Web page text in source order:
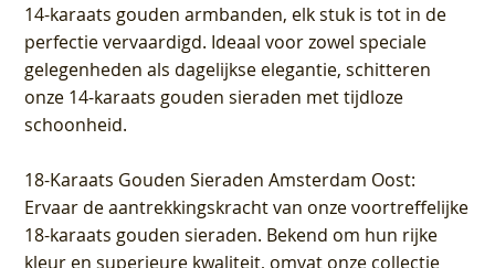
14-karaats gouden armbanden, elk stuk is tot in de
perfectie vervaardigd. Ideaal voor zowel speciale
gelegenheden als dagelijkse elegantie, schitteren
onze 14-karaats gouden sieraden met tijdloze
schoonheid.
18-Karaats Gouden Sieraden Amsterdam Oost:
Ervaar de aantrekkingskracht van onze voortreffelijke
18-karaats gouden sieraden. Bekend om hun rijke
kleur en superieure kwaliteit, omvat onze collectie